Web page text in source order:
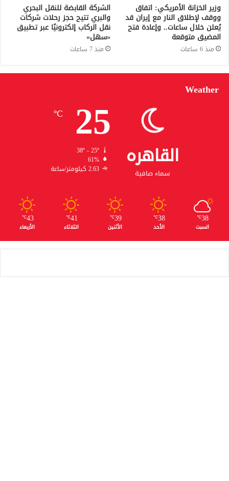
وزير الخزانة الأمريكي: اتفاق
ووقف لإطلاق النار مع إيران قد
يُعلن خلال ساعات.. وإعادة فتح
المضيق متوقعة
منذ 6 ساعات
الشركة القابضة للنقل البحري
والبري تتيح حجز رحلات شركات
نقل الركاب إلكترونيًا عبر تطبيق
«سهل»
منذ 7 ساعات
Weather
القاهره
سماء صافية
25
℃
38º - 25º
61%
2.63 كيلومتر/ساعة
38
℃
السبت
38
℃
الأحد
39
℃
الأثنين
41
℃
الثلاثاء
43
℃
الأربعاء